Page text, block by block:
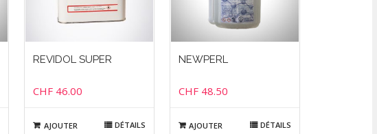
REVIDOL SUPER
CHF 46.00
AJOUTER DÉTAILS
NEWPERL
CHF48.50
AJOUTER DÉTAILS